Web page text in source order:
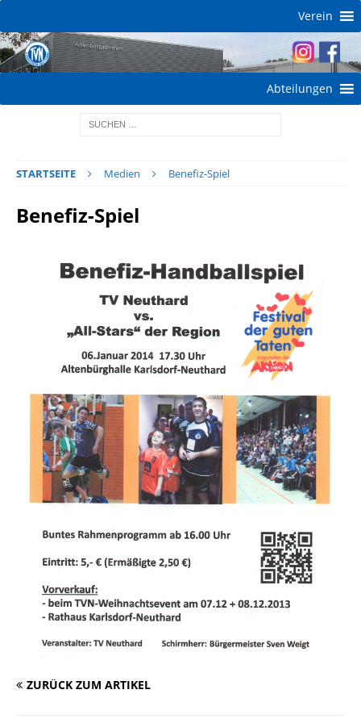
Verein
Abteilungen
STARTSEITE Medien Benefiz-Spiel
Benefiz-Spiel
ZURÜCK ZUM ARTIKEL